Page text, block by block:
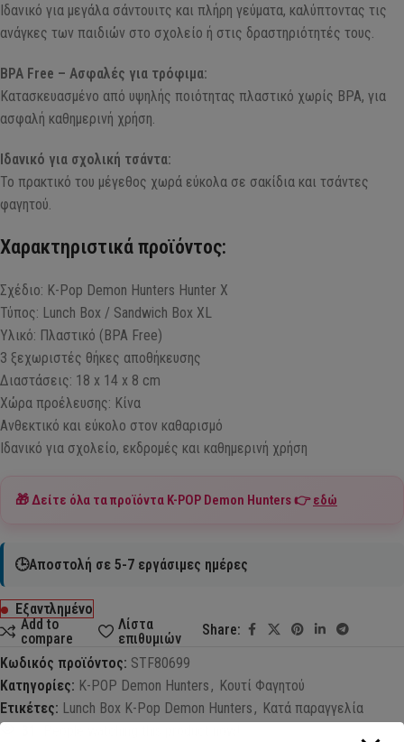
Ιδανικό για μεγάλα σάντουιτς και πλήρη γεύματα, καλύπτοντας τις
ανάγκες των παιδιών στο σχολείο ή στις δραστηριότητές τους.
BPA Free – Ασφαλές για τρόφιμα:
Κατασκευασμένο από υψηλής ποιότητας πλαστικό χωρίς BPA, για
ασφαλή καθημερινή χρήση.
Ιδανικό για σχολική τσάντα:
Το πρακτικό του μέγεθος χωρά εύκολα σε σακίδια και τσάντες
φαγητού.
Χαρακτηριστικά προϊόντος:
Σχέδιο: K-Pop Demon Hunters Hunter X
Τύπος: Lunch Box / Sandwich Box XL
Υλικό: Πλαστικό (BPA Free)
3 ξεχωριστές θήκες αποθήκευσης
Διαστάσεις: 18 x 14 x 8 cm
Χώρα προέλευσης: Κίνα
Ανθεκτικό και εύκολο στον καθαρισμό
Ιδανικό για σχολείο, εκδρομές και καθημερινή χρήση
🎁 Δείτε όλα τα προϊόντα K-POP Demon Hunters👉εδώ
🕒Αποστολή σε 5-7 εργάσιμες ημέρες
Εξαντλημένο
Add to
compare
Λίστα
επιθυμιών
Share:
Κωδικός προϊόντος: STF80699
Κατηγορίες: K-POP Demon Hunters , Κουτί Φαγητού
Ετικέτες: Lunch Box K-Pop Demon Hunters , Κατά παραγγελία